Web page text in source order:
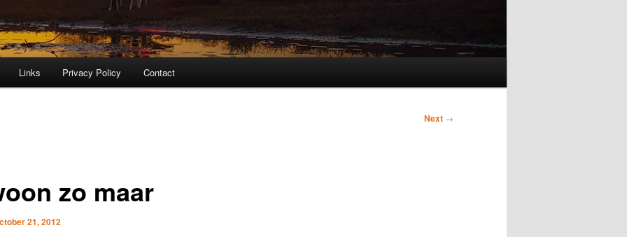
Links Privacy Policy Contact
Next →
zo maar
21, 2012